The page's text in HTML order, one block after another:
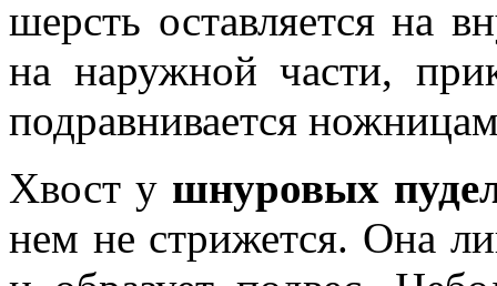
шерсть оставляется на
на наружной части,
подравнивается
Хвост у шнуровых
нем не стрижется. Она